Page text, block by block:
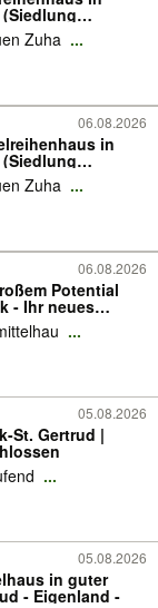
Zuha ...
06.08.2026
in
Zuha ...
06.08.2026
Potential
- Ihr neues
...
05.08.2026
St. Gertrud |
...
05.08.2026
in guter
- Eigenland -